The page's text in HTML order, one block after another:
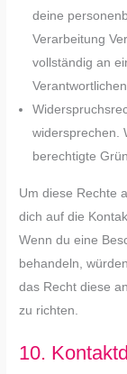
deine
Verarbeitung
vollständig an
widersprechen.
berechtigte
Um diese Rechte
dich auf die
Wenn du eine
behandeln,
das Recht diese
zu richten.
10.